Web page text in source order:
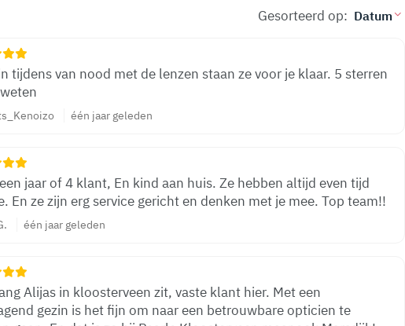
Gesorteerd op:
tijdens van nood met de lenzen staan ze voor je klaar. 5 sterren
één jaar geleden
jaar of 4 klant, En kind aan huis. Ze hebben altijd even tijd
En ze zijn erg service gericht en denken met je mee. Top team!!
één jaar geleden
Alijas in kloosterveen zit, vaste klant hier. Met een
gezin is het fijn om naar een betrouwbare opticien te